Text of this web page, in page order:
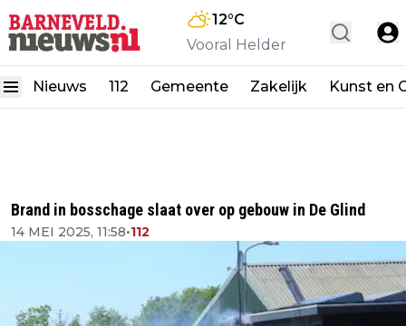
12°C
Vooral Helder
Nieuws 112 Gemeente Zakelijk Kunst en
Brand in bosschage slaat over op gebouw in De Glind
14 MEI 2025, 11:58•112